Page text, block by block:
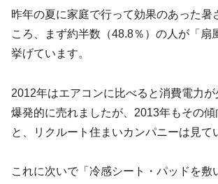
昨年の夏に家庭で行って効果のあった暑
ころ、まず約半数（48.8％）の人が「扇
挙げています。
2012年はエアコンに比べると消費電力
爆発的に売れましたが、2013年もその
と、リクルート住まいカンパニーは見て
これに次いで「冷感シート・パッドを敷